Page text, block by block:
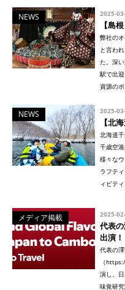
NEWS 2025-
【島
弊社の
と言わ
た。深
駅で出
資源の
NEWS 2025-
【北
北海道
千歳空
様々な
ラフテ
ィビテ
メディア掲載 2025-
代表
出演！
代表の
（
演し、
味覚研